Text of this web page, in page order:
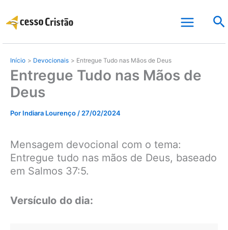
para
conteúdo
Início Devocionais Entregue Tudo nas Mãos de Deus
Entregue Tudo nas Mãos de
Deus
Por Indiara Lourenço / 27/02/2024
Mensagem devocional com o tema:
Entregue tudo nas mãos de Deus, baseado
em Salmos 37:5.
Versículo do dia: